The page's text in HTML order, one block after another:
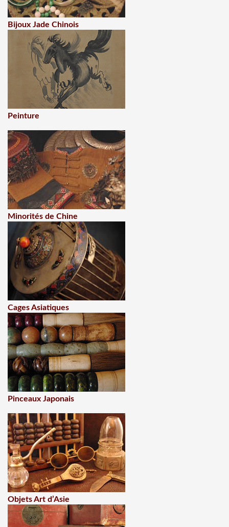
Bijoux Jade Chinois
Peinture
Minorités de Chine
Cages Asiatiques
Pinceaux Japonais
Objets Art d’Asie